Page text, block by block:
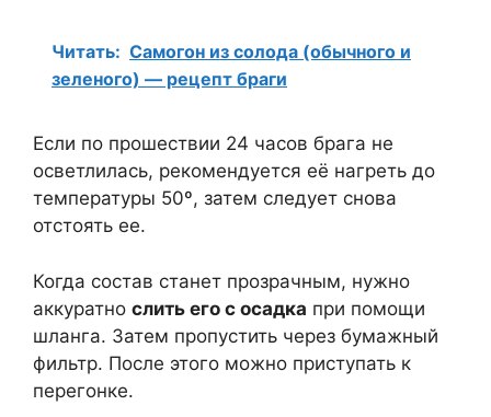
Читать: Самогон из солода (обычного и
зеленого) — рецепт браги
Если по прошествии 24 часов брага не
осветлилась, рекомендуется её нагреть до
температуры 50º, затем следует снова
отстоять ее.
Когда состав станет прозрачным, нужно
аккуратно слить его с осадка при помощи
шланга. Затем пропустить через бумажный
фильтр. После этого можно приступать к
перегонке.